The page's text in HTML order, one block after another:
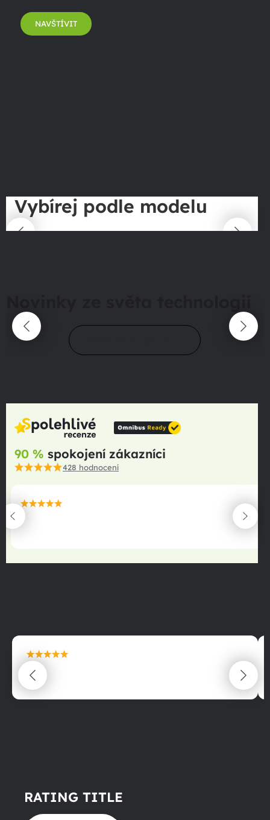
NAVŠTÍVIT
Vybírej podle modelu
90 % spokojení zákazníci
428 hodnocení
maximální spokojenost
22.06.2025
maximální spokojenost
22.06.2025
RATING TITLE